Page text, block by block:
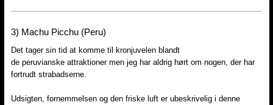
3) ​Machu Picchu (Peru)
Det tager sin tid at komme til kronjuvelen blandt
de peruvianske attraktioner men jeg har aldrig hørt om nogen, der har
fortrudt strabadserne.
Udsigten, fornemmelsen og den friske luft er ubeskrivelig i denne